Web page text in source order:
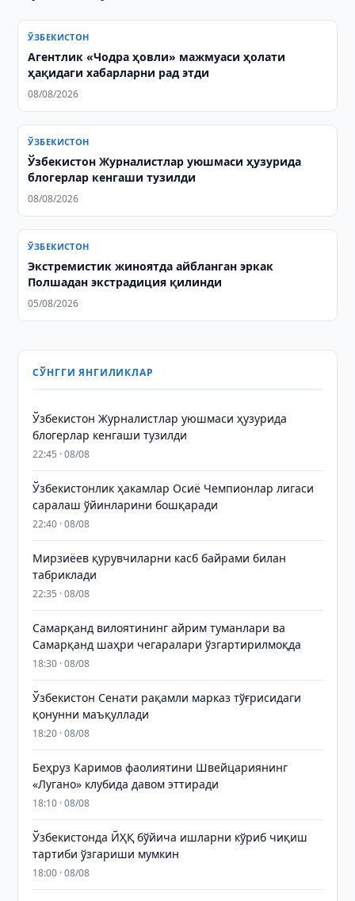
ЎЗБЕКИСТОН
Агентлик «Чодра ҳовли» мажмуаси ҳолати
ҳақидаги хабарларни рад этди
08/08/2026
ЎЗБЕКИСТОН
Ўзбекистон Журналистлар уюшмаси ҳузурида
блогерлар кенгаши тузилди
08/08/2026
ЎЗБЕКИСТОН
Экстремистик жиноятда айбланган эркак
Полшадан экстрадиция қилинди
05/08/2026
СЎНГГИ ЯНГИЛИКЛАР
Ўзбекистон Журналистлар уюшмаси ҳузурида
блогерлар кенгаши тузилди
22:45 · 08/08
Ўзбекистонлик ҳакамлар Осиё Чемпионлар лигаси
саралаш ўйинларини бошқаради
22:40 · 08/08
Мирзиёев қурувчиларни касб байрами билан
табриклади
22:35 · 08/08
Самарқанд вилоятининг айрим туманлари ва
Самарқанд шаҳри чегаралари ўзгартирилмоқда
18:30 · 08/08
Ўзбекистон Сенати рақамли марказ тўғрисидаги
қонунни маъқуллади
18:20 · 08/08
Беҳруз Каримов фаолиятини Швейцариянинг
«Лугано» клубида давом эттиради
18:10 · 08/08
Ўзбекистонда ЙҲҚ бўйича ишларни кўриб чиқиш
тартиби ўзгариши мумкин
18:00 · 08/08